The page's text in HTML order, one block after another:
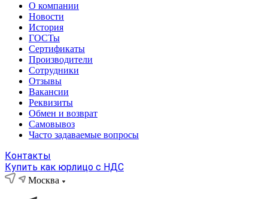
О компании
Новости
История
ГОСТы
Сертификаты
Производители
Сотрудники
Отзывы
Вакансии
Реквизиты
Обмен и возврат
Самовывоз
Часто задаваемые вопросы
Контакты
Купить как юрлицо с НДС
Москва